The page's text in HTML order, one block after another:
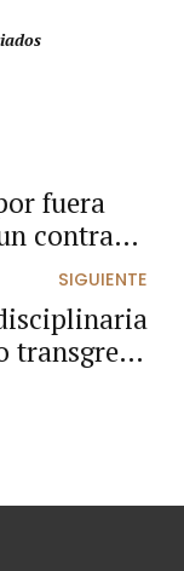
fuera
contrato
SIGUIENTE
transgrede